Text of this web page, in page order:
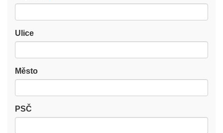
Ulice
Město
PSČ